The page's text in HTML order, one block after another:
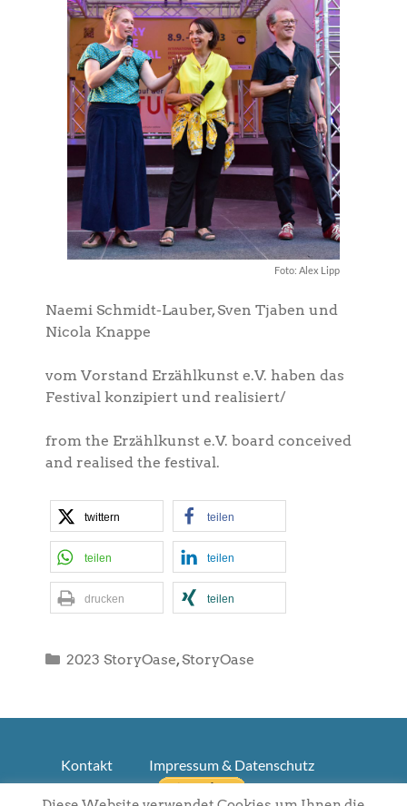
Foto: Alex Lipp
Naemi Schmidt-Lauber, Sven Tjaben und
Nicola Knappe
vom Vorstand Erzählkunst e.V. haben das
Festival konzipiert und realisiert/
from the Erzählkunst e.V. board conceived
and realised the festival.
twittern teilen
teilen teilen
drucken teilen
Kategorien
2023 StoryOase,StoryOase
Kontakt Impressum & Datenschutz